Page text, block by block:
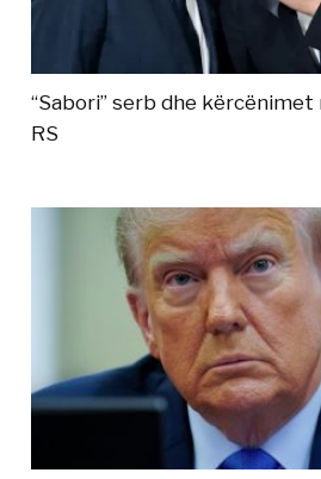
“Sabori” serb dhe
RS